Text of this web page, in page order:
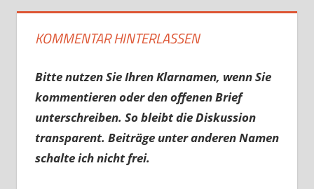
KOMMENTAR HINTERLASSEN
Bitte nutzen Sie Ihren Klarnamen, wenn Sie
kommentieren oder den offenen Brief
unterschreiben. So bleibt die Diskussion
transparent. Beiträge unter anderen Namen
schalte ich nicht frei.